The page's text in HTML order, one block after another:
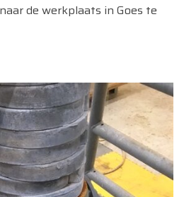
de werkplaats in Goes te